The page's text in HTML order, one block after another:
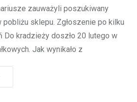
zauważyli poszukiwany
sklepu. Zgłoszenie po kilku
Do kradzieży doszło 20 lutego w
Jak wynikało z